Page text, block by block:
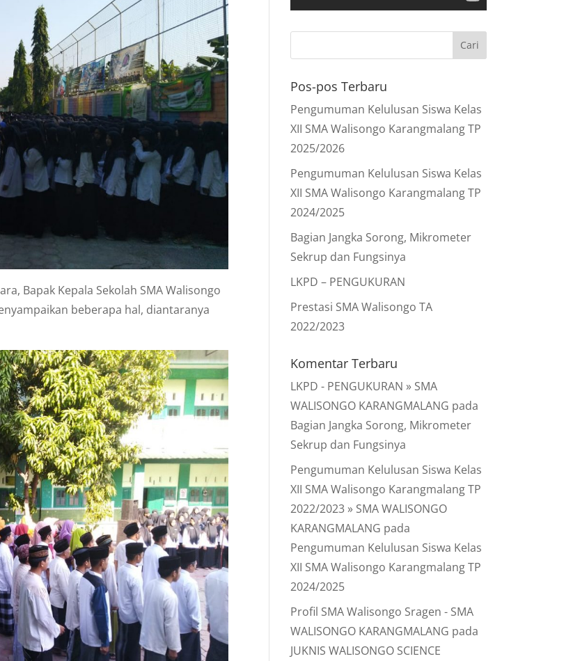
Bapak Kepala Sekolah SMA Walisongo
beberapa hal, diantaranya
Pos-pos Terbaru
Pengumuman Kelulusan Siswa Kelas
XII SMA Walisongo Karangmalang TP
2025/2026
Pengumuman Kelulusan Siswa Kelas
XII SMA Walisongo Karangmalang TP
2024/2025
Bagian Jangka Sorong, Mikrometer
Sekrup dan Fungsinya
LKPD – PENGUKURAN
Prestasi SMA Walisongo TA
2022/2023
Komentar Terbaru
LKPD - PENGUKURAN » SMA
WALISONGO KARANGMALANG pada
Bagian Jangka Sorong, Mikrometer
Sekrup dan Fungsinya
Pengumuman Kelulusan Siswa Kelas
XII SMA Walisongo Karangmalang TP
2022/2023 » SMA WALISONGO
KARANGMALANG pada
Pengumuman Kelulusan Siswa Kelas
XII SMA Walisongo Karangmalang TP
2024/2025
Profil SMA Walisongo Sragen - SMA
WALISONGO KARANGMALANG pada
JUKNIS WALISONGO SCIENCE